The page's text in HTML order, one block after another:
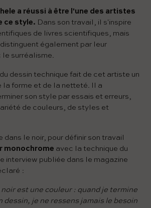
a réussi à être l'une des artistes
ce style. Dans son travail, il s'inspire
de livres scientifiques, mais
également par leur
le surréalisme.
dessin technique fait de cet artiste un
la forme et de la netteté. Il a
son style par essais et erreurs,
de couleurs, de styles et
dans le noir, pour définir son travail
monochrome avec la technique du
interview publiée dans le magazine
:
noir est une couleur : quand je termine
dessin, je ne ressens jamais le besoin